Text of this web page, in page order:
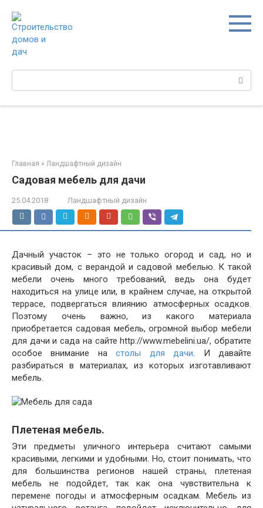
контенту
Главная » Ландшафтный дизайн
Садовая мебель для дачи
25.04.2018 Ландшафтный дизайн
Дачный участок – это не только огород и сад, но и
красивый дом, с верандой и садовой мебелью. К такой
мебели очень много требований, ведь она будет
находиться на улице или, в крайнем случае, на открытой
террасе, подвергаться влиянию атмосферных осадков.
Поэтому очень важно, из какого материала
приобретается садовая мебель, огромной выбор мебели
для дачи и сада на сайте http://www.mebelini.ua/, обратите
особое внимание настолы для дачи. И давайте
разбираться в материалах, из которых изготавливают
мебель.
Плетеная мебель.
Эти предметы уличного интерьера считают самыми
красивыми, легкими и удобными. Но, стоит понимать, что
для большинства регионов нашей страны, плетеная
мебель не подойдет, так как она чувствительна к
перемене погоды и атмосферным осадкам. Мебель из